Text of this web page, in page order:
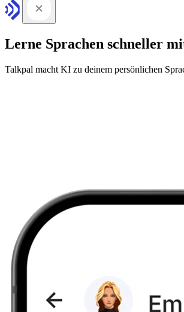
Lerne Sprachen schneller
Talkpal macht KI zu deinem persönlichen